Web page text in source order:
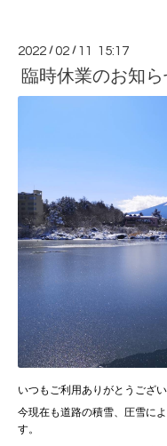
2022 /02 / 11 15:17
臨時休業のお知ら
いつもご利用ありがとうござい
今現在も道路の積雪、圧雪に
す。